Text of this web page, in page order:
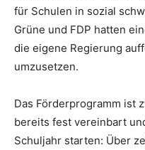
für Schulen in sozial
Grüne und FDP hatten
die eigene Regierung
umzusetzen.
Das Förderprogramm ist
bereits fest vereinbart
Schuljahr starten: Über